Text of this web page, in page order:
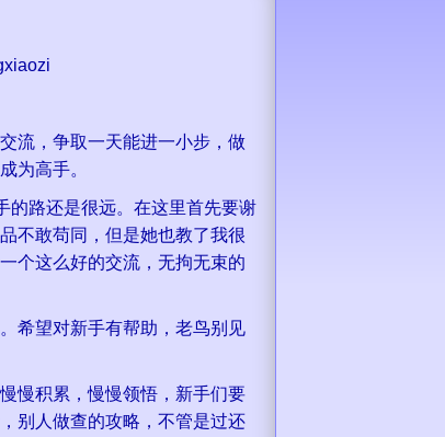
流，争取一天能进一小步，做
为高手。
路还是很远。在这里首先要谢
不敢苟同，但是她也教了我很
个这么好的交流，无拘无束的
希望对新手有帮助，老鸟别见
慢积累，慢慢领悟，新手们要
别人做查的攻略，不管是过还